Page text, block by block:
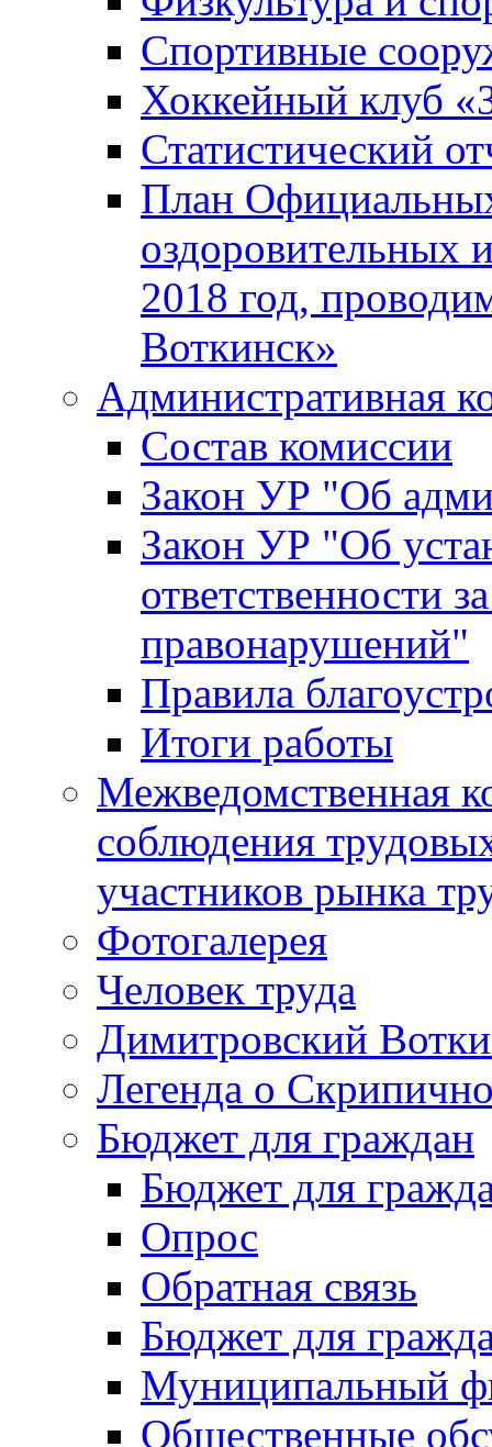
Спортивные
Хоккейный клуб
Статистический
План
оздоровительных
2018 год,
Воткинск»
Административная
Состав комиссии
Закон УР "Об
Закон УР "Об
ответственности
правонарушений"
Правила
Итоги работы
Межведомственная
соблюдения
участников рынка
Фотогалерея
Человек труда
Димитровский
Легенда о
Бюджет для граждан
Бюджет для
Опрос
Обратная связь
Бюджет для
Муниципальный
Общественные